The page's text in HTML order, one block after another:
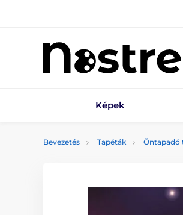
Képek
Bevezetés Tapéták Öntapadó